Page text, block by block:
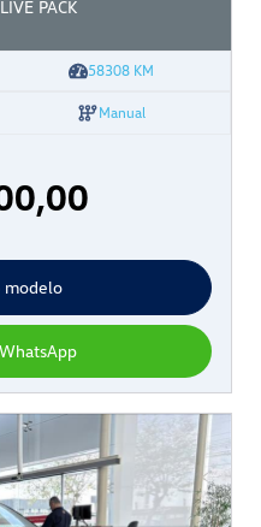
PACK
58308KM
Manual
modelo